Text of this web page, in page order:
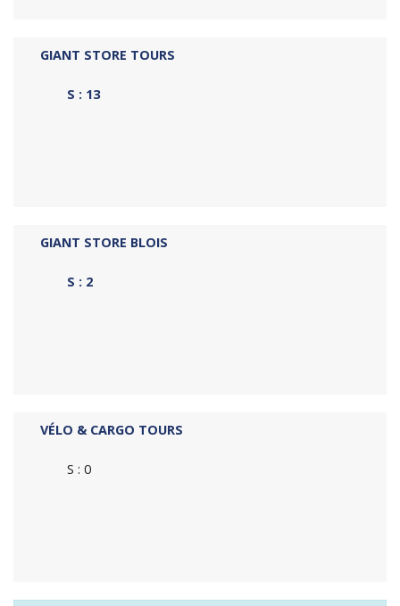
GIANT STORE TOURS
S : 13
GIANT STORE BLOIS
S : 2
VÉLO & CARGO TOURS
S : 0